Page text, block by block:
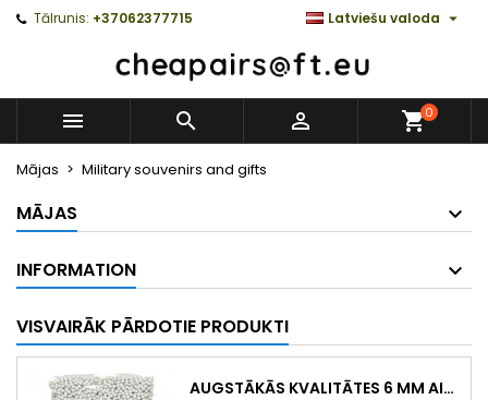
Tālrunis: +37062377715 Latviešu valoda 
   0
Mājas Military souvenirs and gifts
MĀJAS
INFORMATION
VISVAIRĀK PĀRDOTIE PRODUKTI
AUGSTĀKĀS KVALITĀTES 6 MM AIRSOFT LODĪTES 0,20 G – 1000 GAB., NEAIZĶERAS, PRECĪZA ŠAUŠANA